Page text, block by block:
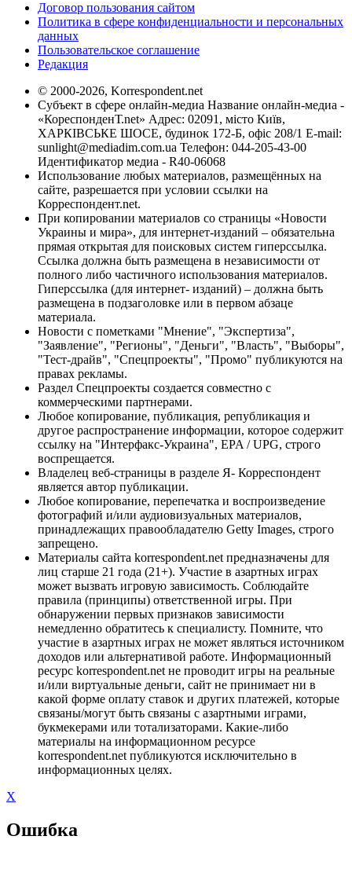
Договор пользования сайтом
Политика в сфере конфиденциальности и персональных
данных
Пользовательское соглашение
Редакция
© 2000-2026, Korrespondent.net
Субъект в сфере онлайн-медиа Название онлайн-медиа -
«КореспонденТ.net» Адрес: 02091, місто Київ,
ХАРКІВСЬКЕ ШОСЕ, будинок 172-Б, офіс 208/1 E-mail:
sunlight@mediadim.com.ua Телефон: 044-205-43-00
Идентификатор медиа - R40-06068
Использование любых материалов, размещённых на
сайте, разрешается при условии ссылки на
Корреспондент.net.
При копировании материалов со страницы «Новости
Украины и мира», для интернет-изданий – обязательна
прямая открытая для поисковых систем гиперссылка.
Ссылка должна быть размещена в независимости от
полного либо частичного использования материалов.
Гиперссылка (для интернет- изданий) – должна быть
размещена в подзаголовке или в первом абзаце
материала.
Новости с пометками "Мнение", "Экспертиза",
"Заявление", "Регионы", "Деньги", "Власть", "Выборы",
"Тест-драйв", "Спецпроекты", "Промо" публикуются на
правах рекламы.
Раздел Спецпроекты создается совместно с
коммерческими партнерами.
Любое копирование, публикация, републикация и
другое распространение информации, которое содержит
ссылку на "Интерфакс-Украина", EPA / UPG, строго
воспрещается.
Владелец веб-страницы в разделе Я- Корреспондент
является автор публикации.
Любое копирование, перепечатка и воспроизведение
фотографий и/или аудиовизуальных материалов,
принадлежащих правообладателю Getty Images, строго
запрещено.
Материалы сайта korrespondent.net предназначены для
лиц старше 21 года (21+). Участие в азартных играх
может вызвать игровую зависимость. Соблюдайте
правила (принципы) ответственной игры. При
обнаружении первых признаков зависимости
немедленно обратитесь к специалисту. Помните, что
участие в азартных играх не может являться источником
доходов или альтернативой работе. Информационный
ресурс korrespondent.net не проводит игры на реальные
и/или виртуальные деньги, сайт не принимает ни в
какой форме оплату ставок и других платежей, которые
связаны/могут быть связаны с азартными играми,
букмекерами или тотализаторами. Какие-либо
материалы на информационном ресурсе
korrespondent.net публикуются исключительно в
информационных целях.
X
Ошибка